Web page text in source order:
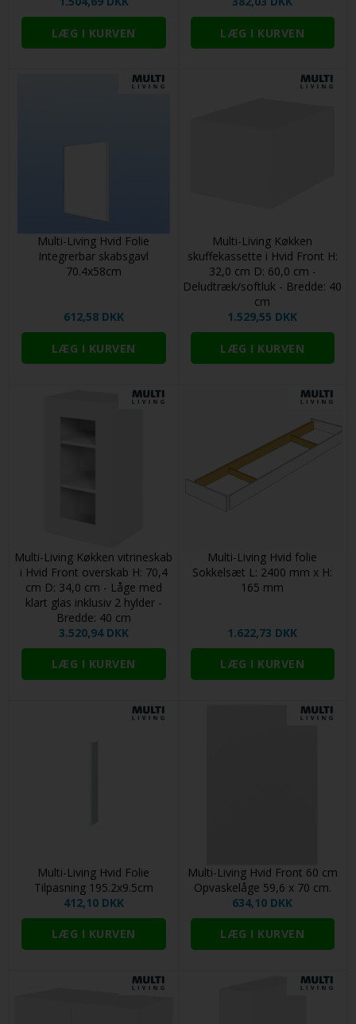
Multi-Living Hvid Folie
Integrerbar skabsgavl
70.4x58cm
612,58 DKK
Multi-Living Køkken
skuffekassette i Hvid Front H:
32,0 cm D: 60,0 cm -
Deludtræk/softluk - Bredde: 40
cm
1.529,55 DKK
Multi-Living Køkken vitrineskab
i Hvid Front overskab H: 70,4
cm D: 34,0 cm - Låge med
klart glas inklusiv 2 hylder -
Bredde: 40 cm
3.520,94 DKK
Multi-Living Hvid folie
Sokkelsæt L: 2400 mm x H:
165 mm
1.622,73 DKK
Multi-Living Hvid Folie
Tilpasning 195.2x9.5cm
412,10 DKK
Multi-Living Hvid Front 60 cm
Opvaskelåge 59,6 x 70 cm.
634,10 DKK